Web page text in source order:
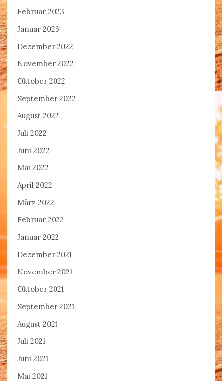
Februar 2023
Januar 2023
Dezember 2022
November 2022
Oktober 2022
September 2022
August 2022
Juli 2022
Juni 2022
Mai 2022
April 2022
März 2022
Februar 2022
Januar 2022
Dezember 2021
November 2021
Oktober 2021
September 2021
August 2021
Juli 2021
Juni 2021
Mai 2021